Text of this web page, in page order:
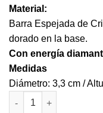
Material:
Barra Espejada de
dorado en la base.
Con energía
Medidas
Diámetro: 3,3 cm /
Espejo Dorado de